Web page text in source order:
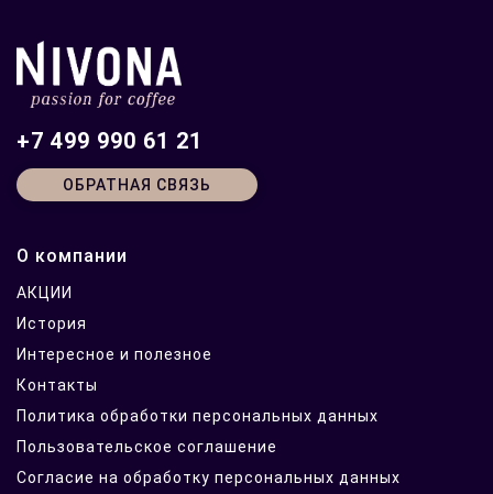
+7 499 990 61 21
ОБРАТНАЯ СВЯЗЬ
О компании
АКЦИИ
История
Интересное и полезное
Контакты
Политика обработки персональных данных
Пользовательское соглашение
Согласие на обработку персональных данных